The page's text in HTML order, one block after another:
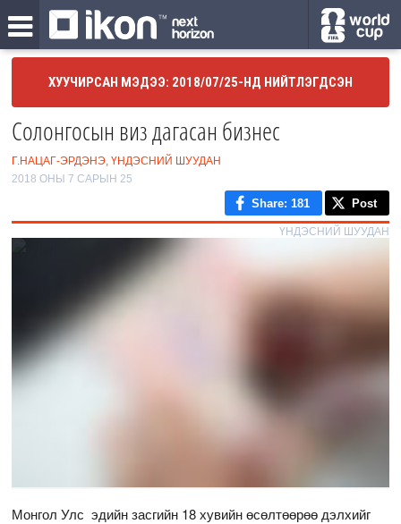
ХУУЧИРСАН МЭДЭЭ: 2018/07/25-НД НИЙТЛЭГДСЭН
Солонгосын виз дагасан бизнес
Г.НАЦАГ-ЭРДЭНЭ, ҮНДЭСНИЙ ШУУДАН
2018 ОНЫ 7 САРЫН 25
Share: 181 Post
ҮНДЭСНИЙ ШУУДАН
Монгол Улс эдийн засгийн 18 хувийн өсөлтөөрөө дэлхийг